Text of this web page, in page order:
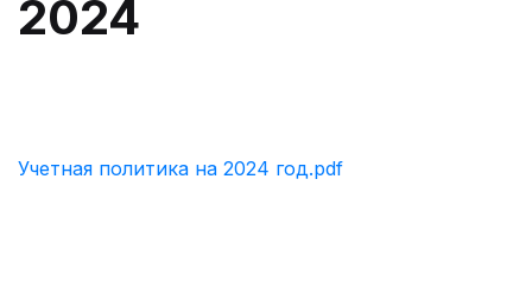
2024
Учетная политика на 2024 год.pdf